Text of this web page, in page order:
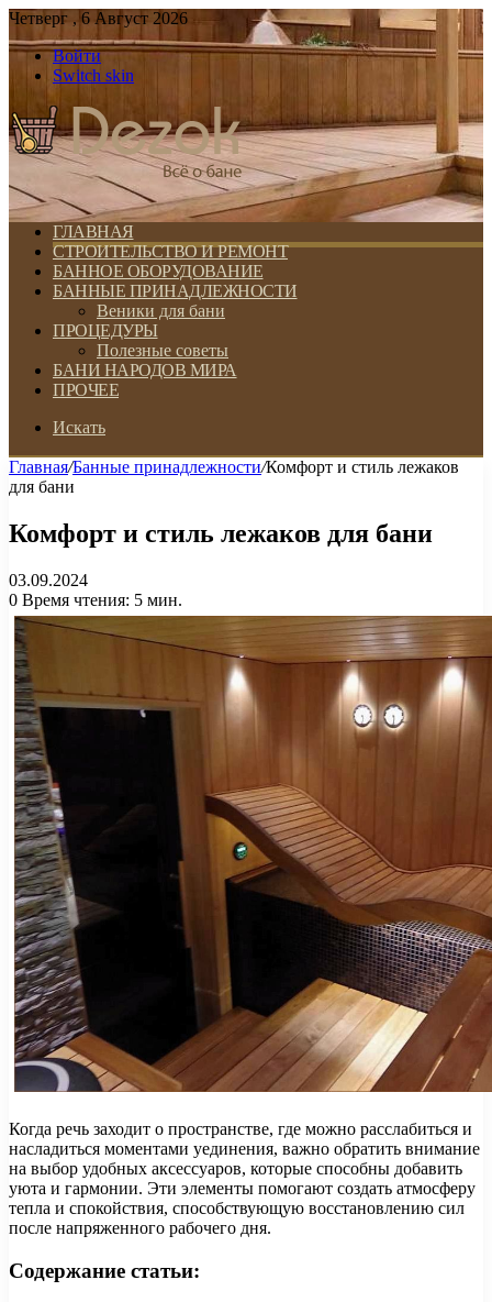
Четверг , 6 Август 2026
Войти
Switch skin
ГЛАВНАЯ
СТРОИТЕЛЬСТВО И РЕМОНТ
БАННОЕ ОБОРУДОВАНИЕ
БАННЫЕ ПРИНАДЛЕЖНОСТИ
Веники для бани
ПРОЦЕДУРЫ
Полезные советы
БАНИ НАРОДОВ МИРА
ПРОЧЕЕ
Искать
Главная/Банные принадлежности/Комфорт и стиль лежаков
для бани
Комфорт и стиль лежаков для бани
03.09.2024
0 Время чтения: 5 мин.
Когда речь заходит о пространстве, где можно расслабиться и
насладиться моментами уединения, важно обратить внимание
на выбор удобных аксессуаров, которые способны добавить
уюта и гармонии. Эти элементы помогают создать атмосферу
тепла и спокойствия, способствующую восстановлению сил
после напряженного рабочего дня.
Содержание статьи: